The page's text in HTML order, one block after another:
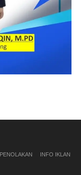
PENOLAKAN
INFO IKLAN